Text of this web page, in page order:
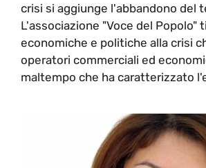
crisi si aggiunge l'abbandono del
L'associazione "Voce del Popolo"
economiche e politiche alla crisi
operatori commerciali ed
maltempo che ha caratterizzato